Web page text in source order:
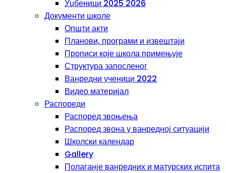
Уџбеници 2025 2026
Документи школе
Општи акти
Планови, програми и извештаји
Прописи које школа примењује
Структура запосленог
Ванредни ученици 2022
Видео материјал
Распореди
Распоред звоњења
Распоред звона у ванредној ситуацији
Школски календар
Gallery
Полаганје ванредних и матурских испита